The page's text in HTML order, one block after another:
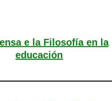
e la Filosofía en la
educación